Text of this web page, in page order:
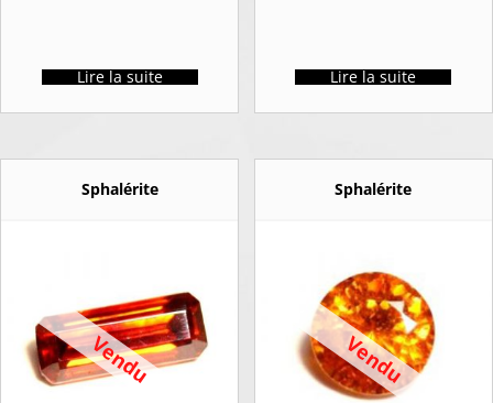
Lire la suite Lire la suite
Sphalérite
Vendu
Sphalérite
Vendu